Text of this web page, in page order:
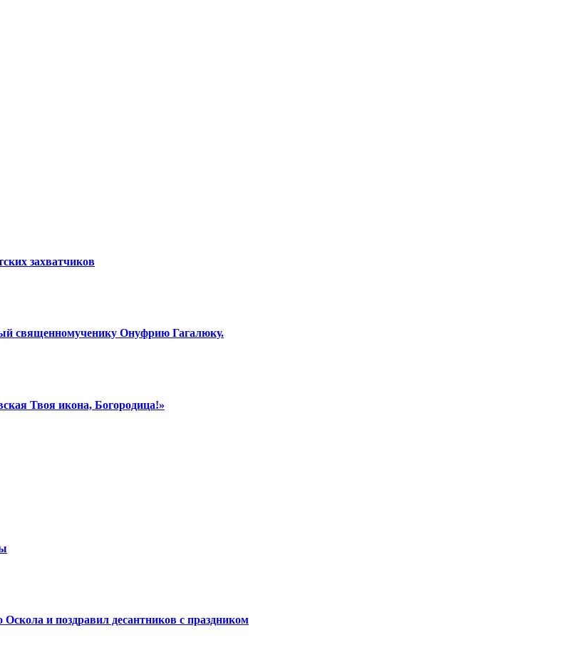
захватчиков
священномученику Онуфрию Гагалюку.
Твоя икона, Богородица!»
и поздравил десантников с праздником